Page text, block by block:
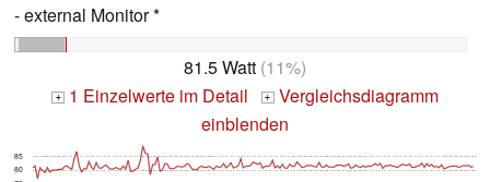
- external Monitor *
81.5 Watt (11%)
+ 1 Einzelwerte im Detail + Vergleichsdiagramm
einblenden
80
85